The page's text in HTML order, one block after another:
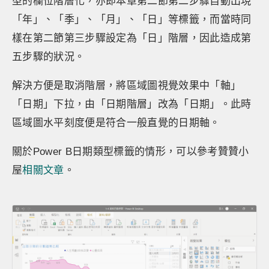
「年」、「季」、「月」、「日」等標籤，而當時同
樣在第二節第三步驟設定為「日」階層，因此造成第
五步驟的狀況。
解決方便是取消階層，將區域圖視覺效果中「軸」
「日期」下拉，由「日期階層」改為「日期」。此時
區域圖水平刻度便是符合一般直覺的日期軸。
關於Power B日期類型標籤的情形，可以參考贊贊小
屋相關文章 。